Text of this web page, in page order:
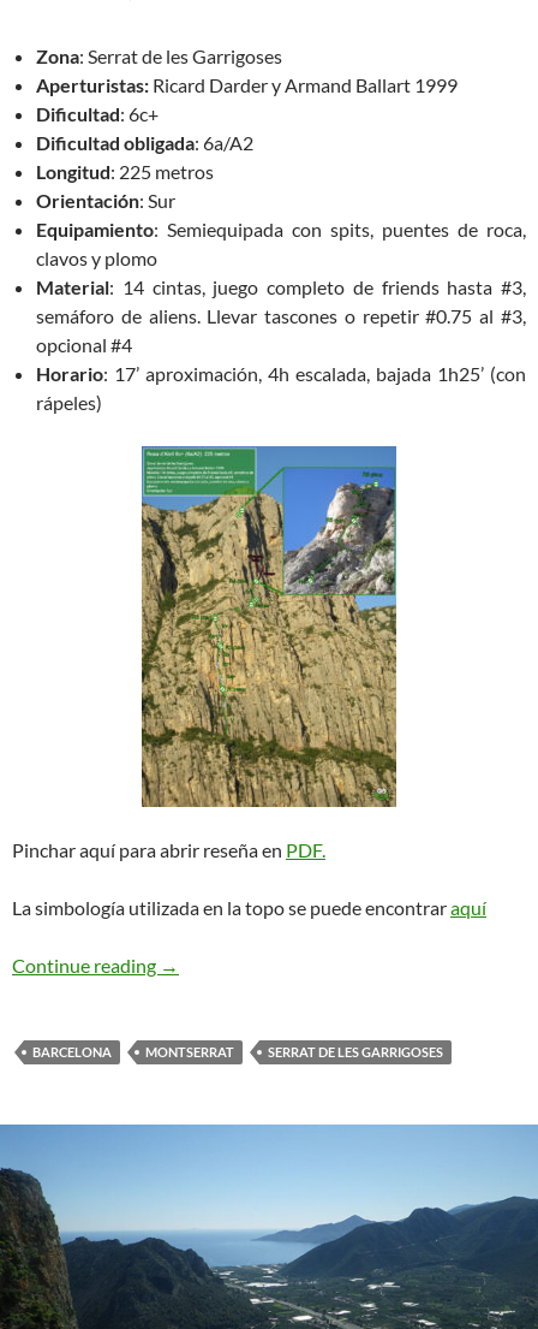
Zona: Serrat de les Garrigoses
Aperturistas: Ricard Darder y Armand Ballart 1999
Dificultad: 6c+
Dificultad obligada: 6a/A2
Longitud: 225 metros
Orientación: Sur
Equipamiento: Semiequipada con spits, puentes de roca,
clavos y plomo
Material: 14 cintas, juego completo de friends hasta #3,
semáforo de aliens. Llevar tascones o repetir #0.75 al #3,
opcional #4
Horario: 17’ aproximación, 4h escalada, bajada 1h25’ (con
rápeles)
Pinchar aquí para abrir reseña en PDF.
La simbología utilizada en la topo se puede encontraraquí
Continue reading Rosa d’Abril. Serrat de les Garrigoses
→
BARCELONA MONTSERRAT SERRAT DE LES GARRIGOSES